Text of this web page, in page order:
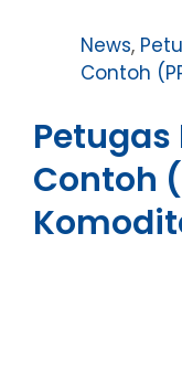
News,
Contoh
Contoh